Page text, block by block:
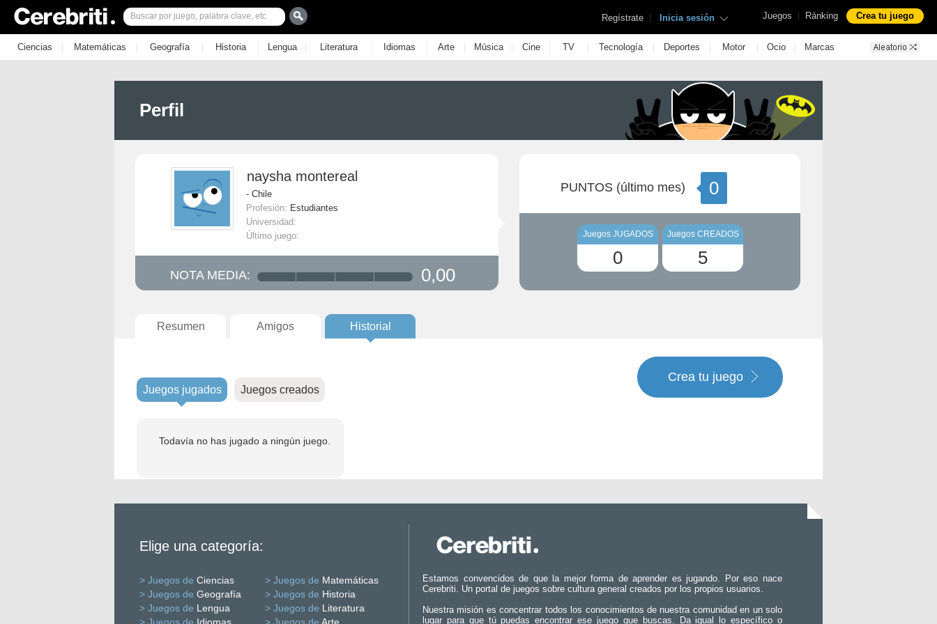
Juegos | Ránking Crea tu juego
Regístrate | Inicia sesión
Ciencias | Matemáticas | Geografía | Historia | Lengua | Literatura | Idiomas | Arte | Música | Cine | TV | Tecnología | Deportes | Motor | Ocio | Marcas
Perfil
naysha montereal
- Chile
Profesión: Estudiantes
Universidad:
Último juego:
NOTA MEDIA: 0,00
PUNTOS (último mes) 0
Juegos JUGADOS
0
Juegos CREADOS
5
Resumen Amigos Historial
Juegos jugados Juegos creados
Crea tu juego
Todavía no has jugado a ningún juego.
Elige una categoría:
> Juegos de Ciencias > Juegos de Matemáticas
> Juegos de Geografía > Juegos de Historia
> Juegos de Lengua > Juegos de Literatura
Estamos convencidos de que la mejor forma de aprender es jugando. Por eso nace
Cerebriti. Un portal de juegos sobre cultura general creados por los propios usuarios.
Nuestra misión es concentrar todos los conocimientos de nuestra comunidad en un solo
lugar para que tú puedas encontrar ese juego que buscas. Da igual lo específico o